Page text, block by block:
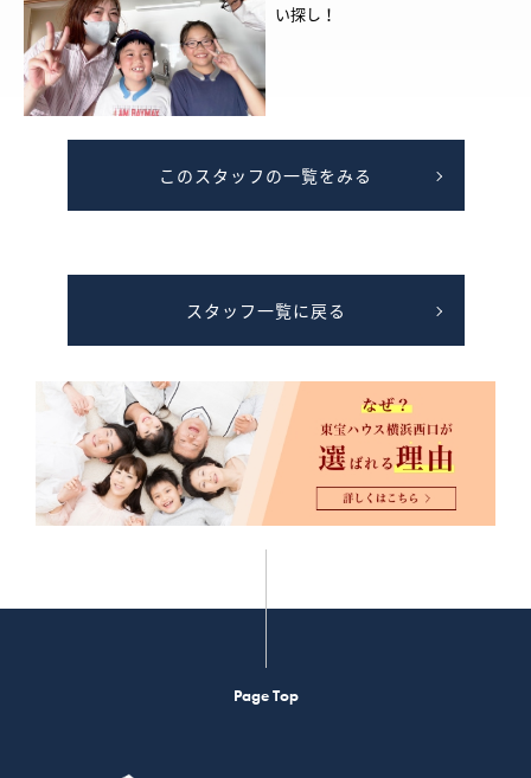
い探し！
このスタッフの一覧をみる
スタッフ一覧に戻る
Page Top